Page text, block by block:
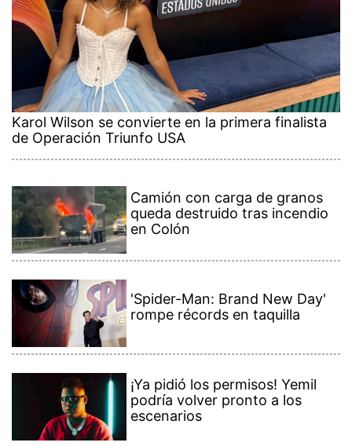
Karol Wilson se convierte en la primera finalista
de Operación Triunfo USA
Camión con carga de granos
queda destruido tras incendio
en Colón
'Spider-Man: Brand New Day'
rompe récords en taquilla
¡Ya pidió los permisos! Yemil
podría volver pronto a los
escenarios